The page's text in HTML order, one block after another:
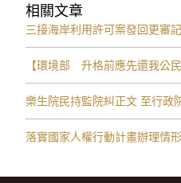
相關文章
三接海岸利用許可案發回更審
【環境部 升格前應先還我公
樂生院民持監院糾正文 至行政
落實國家人權行動計畫辦理情形